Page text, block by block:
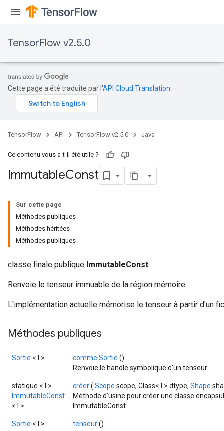
TensorFlow v2.5.0
Cette page a été traduite par l'API Cloud Translation
TensorFlow API TensorFlow v2.5.0 Java
Ce contenu vous a-t-il été utile ?
ImmutableConst
Sur cette page
Méthodes publiques
Méthodes héritées
Méthodes publiques
classe finale publique ImmutableConst
Renvoie le tenseur immuable de la région mémoire.
L'implémentation actuelle mémorise le tenseur à partir d'un
Méthodes publiques
Sortie <T> comme Sortie ()
Renvoie le handle symbolique d'un tenseur.
statique <T>
ImmutableConst
<T>
créer( Scope scope, Class<T> dtype, Shape
Méthode d'usine pour créer une classe
ImmutableConst.
Sortie <T> tenseur()